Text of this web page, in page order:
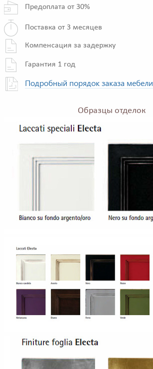
Предоплата от 30%
Поставка от 3 месяцев
Компенсация за задержку
Гарантия 1 год
Подробный порядок заказа мебели
Образцы отделок